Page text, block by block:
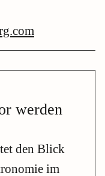
werden
den Blick
im